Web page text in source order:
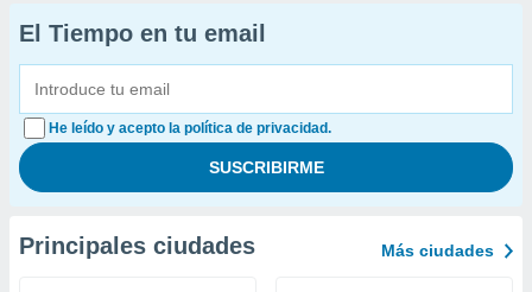
El Tiempo en tu email
He leído y acepto la política de privacidad.
Principales ciudades Más ciudades